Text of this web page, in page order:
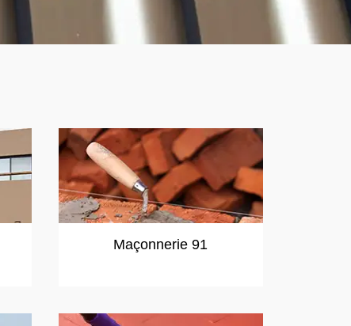
Maçonnerie 91